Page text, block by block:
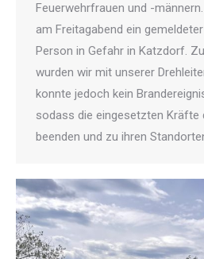
Feuerwehrfrauen und -
am Freitagabend ein
Person in Gefahr in Katzdorf.
wurden wir mit unserer
konnte jedoch kein
sodass die eingesetzten Kräfte
beenden und zu ihren